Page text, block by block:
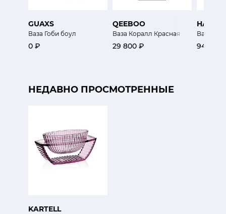
GUAXS
Ваза Гоби боул
0 ₽
QEEBOO
Ваза Коралл Красная
29 800 ₽
Ваза
94 650
НЕДАВНО ПРОСМОТРЕННЫЕ
KARTELL